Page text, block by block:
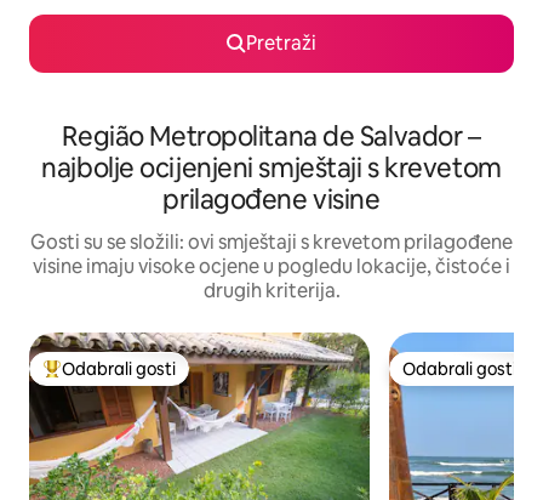
Pretraži
Região Metropolitana de Salvador –
najbolje ocijenjeni smještaji s krevetom
prilagođene visine
Gosti su se složili: ovi smještaji s krevetom prilagođene
visine imaju visoke ocjene u pogledu lokacije, čistoće i
drugih kriterija.
Među najviše rangiranima s oznakom „Odabrali gosti”
Odabrali gosti Odabrali gosti
Odabrali gosti